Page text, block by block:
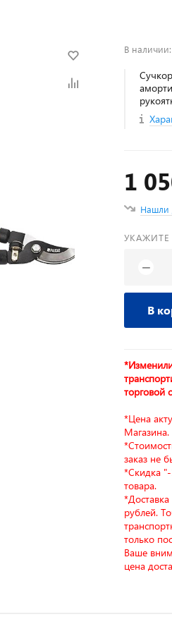
В наличии:
1
Нашли
−
В
торговой
*Цена
Магазина.
заказ не
*Скидка
товара.
рублей.
только
Ваше
цена